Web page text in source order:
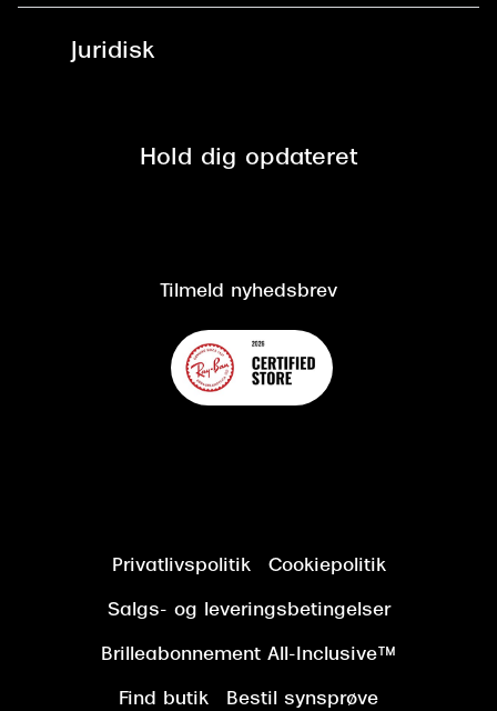
Brilleabonnement All-Inclusive™
Brillerens
Spørgsmål & svar (FAQ)
Juridisk
Cookiepolitik
Hold dig opdateret
Tilmeld nyhedsbrev
Privatlivspolitik Cookiepolitik
Salgs- og leveringsbetingelser
Brilleabonnement All-Inclusive™
Find butik Bestil synsprøve